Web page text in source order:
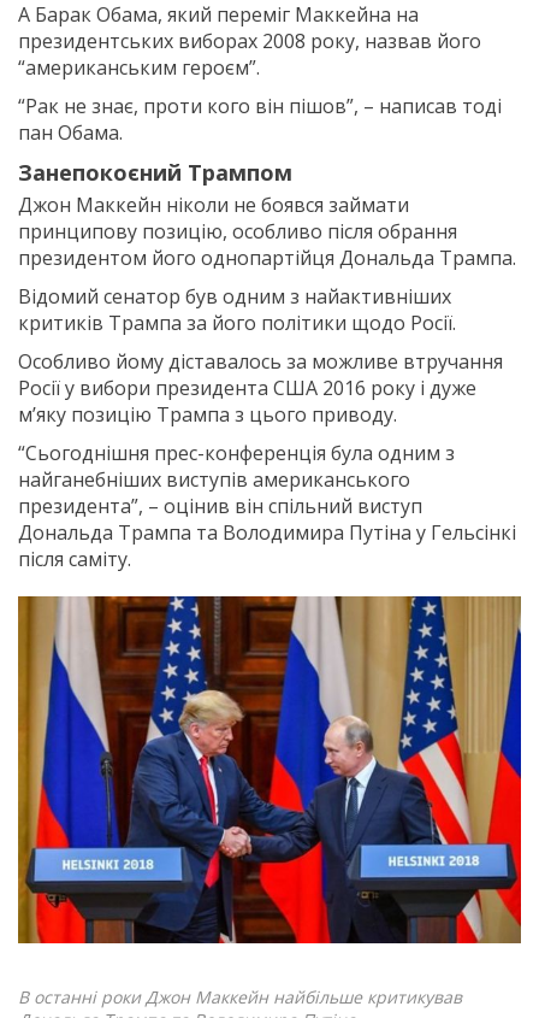
А Барак Обама, який переміг Маккейна на
президентських виборах 2008 року, назвав його
“американським героєм”.
“Рак не знає, проти кого він пішов”, – написав тоді
пан Обама.
Занепокоєний Трампом
Джон Маккейн ніколи не боявся займати
принципову позицію, особливо після обрання
президентом його однопартійця Дональда Трампа.
Відомий сенатор був одним з найактивніших
критиків Трампа за його політики щодо Росії.
Особливо йому діставалось за можливе втручання
Росії у вибори президента США 2016 року і дуже
м’яку позицію Трампа з цього приводу.
“Сьогоднішня прес-конференція була одним з
найганебніших виступів американського
президента”, – оцінив він спільний виступ
Дональда Трампа та Володимира Путіна у Гельсінкі
після саміту.
В останні роки Джон Маккейн найбільше критикував